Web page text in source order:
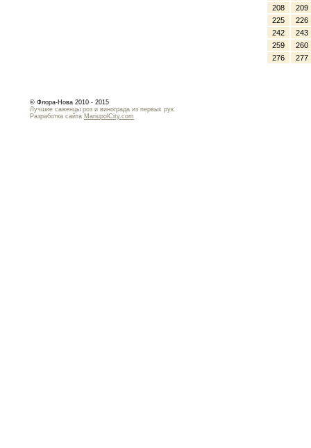
208
209
225
226
242
243
259
260
276
277
© Флора-Нова 2010 - 2015
Лучшие саженцы роз и винограда из первых рук
Разработка сайта MariupolCity.com